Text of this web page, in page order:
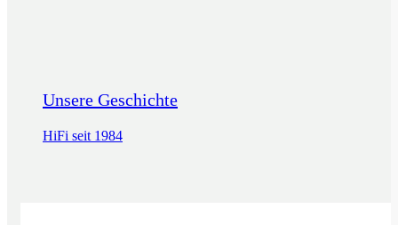
Unsere Geschichte
HiFi seit 1984